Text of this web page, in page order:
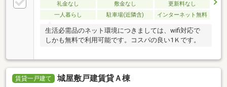
礼金なし 敷金なし
更新料なし
一人暮らし
駐車場(近隣含) インターネット無料
生活必需品のネット環境につきましては、wifi対応で
しかも無料で利用可能です。コスパの良い1Ｋです。
賃貸一戸建て 城屋敷戸建賃貸Ａ棟